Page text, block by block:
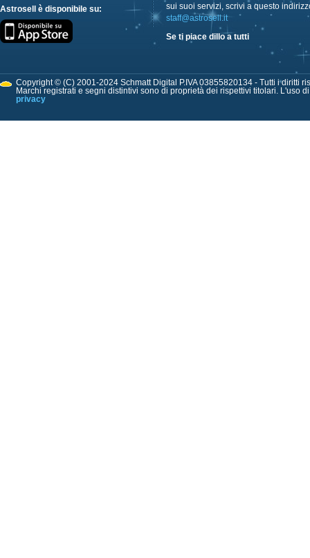
Astrosell è disponibile su:
sui suoi servizi, scrivi a questo
staff@astrosell.it
Se ti piace dillo a tutti
Copyright © (C) 2001-2024 Schmatt Digital P.IVA 03855820134 - Tutti i diritti
Marchi registrati e segni distintivi sono di proprietà dei rispettivi titolari. L'uso
privacy